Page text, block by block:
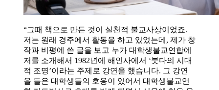
“그때 책으로 만든 것이 실천적 불교사상이었죠.
저는 원래 경주에서 활동을 하고 있었는데, 제가 창
작과 비평에 쓴 글을 보고 누가 대학생불교연합에
저를 소개해서 1982년에 해인사에서 ‘붓다의 시대
적 조명’이라는 주제로 강연을 했습니다. 그 강연
을 들은 대학생들의 호응이 있어서 대학생불교연